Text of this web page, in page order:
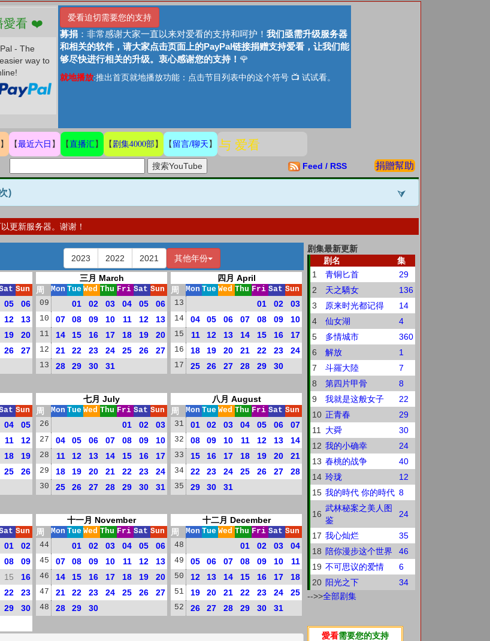
分享、傳播愛看 ❤️
爱看迫切需要您的支持
募捐 ：非常感谢大家一直以来对爱看的支持和呵护！ 我们亟需升级服务器
和相关的软件，请大家点击页面上的PayPal链接捐赠支持爱看，让我们能
够尽快进行相关的升级。衷心感谢您的支持！ 🌹
就地播放:推出首页就地播放功能：点击节目列表中的这个符号 📺 试试看。
】 【最近六日 】 【直播汇】 【剧集4000部】 【留言/聊天】 参与 爱看
Feed / RSS 捐贈幫助
)
更新服务器。谢谢！
2023 2022 2021 其他年份
Sun
05 06
12 13
19 20
26 27
三月 March
周
Mon Tue Wed Thu Fri Sat Sun
09
01 02 03 04 05 06
10 07 08 09 10 11 12 13
11 14 15 16 17 18 19 20
12 21 22 23 24 25 26 27
13 28 29 30 31
四月 April
周
Mon Tue Wed Thu Fri Sat Sun
13
01 02 03
14 04 05 06 07 08 09 10
15 11 12 13 14 15 16 17
16 18 19 20 21 22 23 24
17 25 26 27 28 29 30
Sun
04 05
11 12
18 19
25 26
七月 July
周
Mon Tue Wed Thu Fri Sat Sun
26
01 02 03
27 04 05 06 07 08 09 10
28 11 12 13 14 15 16 17
29 18 19 20 21 22 23 24
30 25 26 27 28 29 30 31
八月 August
周
Mon Tue Wed Thu Fri Sat Sun
31
01 02 03 04 05 06 07
32 08 09 10 11 12 13 14
33 15 16 17 18 19 20 21
34 22 23 24 25 26 27 28
35 29 30 31
Sun
01 02
08 09
15 16
22 23
29 30
十一月 November
周
Mon Tue Wed Thu Fri Sat Sun
44
01 02 03 04 05 06
45 07 08 09 10 11 12 13
46 14 15 16 17 18 19 20
47 21 22 23 24 25 26 27
48 28 29 30
十二月 December
周
Mon Tue Wed Thu Fri Sat Sun
48
01 02 03 04
49 05 06 07 08 09 10 11
50 12 13 14 15 16 17 18
51 19 20 21 22 23 24 25
52 26 27 28 29 30 31
剧集最新更新
剧名
集
1
青铜匕首
29
2
天之驕女
136
3
原来时光都记得
14
4
仙女湖
4
5
多情城市
360
6
解放
1
7
斗羅大陸
7
8
第四片甲骨
8
9
我就是这般女子
22
10 正青春
29
11
大舜
30
12 我的小确幸
24
13 春桃的战争
40
14 玲珑
12
15 我的時代 你的時代 8
16
武林秘案之美人图
鉴
24
17 我心灿烂
35
18 陪你漫步这个世界
46
19 不可思议的爱情
6
20 阳光之下
34
-->>全部剧集
愛看需要您的支持